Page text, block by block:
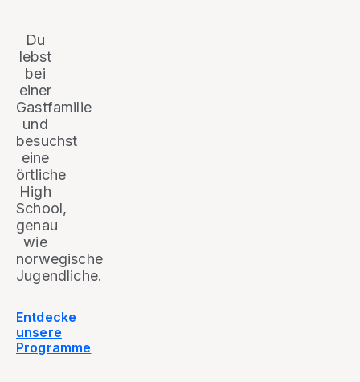
Du
lebst
bei
einer
Gastfamilie
und
besuchst
eine
örtliche
High
School,
genau
wie
norwegische
Jugendliche.
Entdecke
unsere
Programme